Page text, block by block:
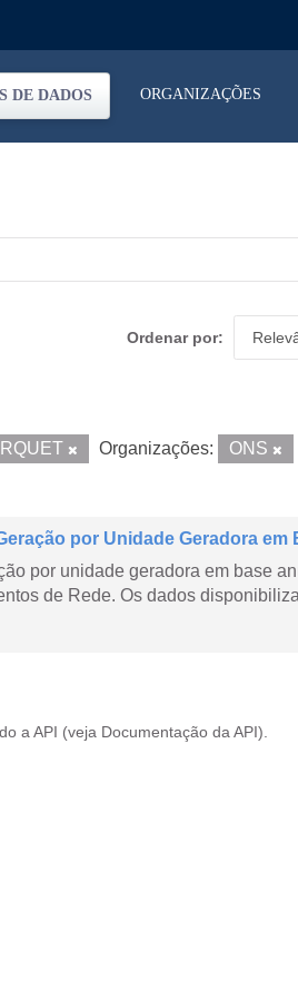
DE DADOS ORGANIZAÇÕES
Ordenar por
Organizações: ONS
por Unidade Geradora em
por unidade geradora em base
de Rede. Os dados
a API (veja Documentação da API ).